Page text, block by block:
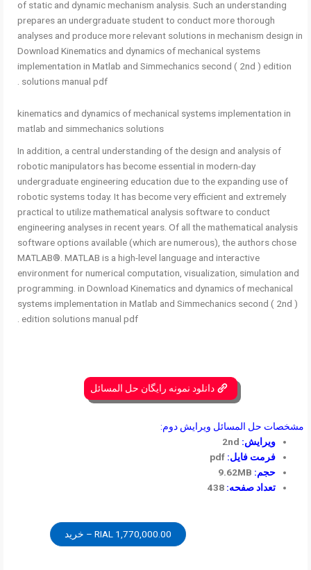
of static and dynamic mechanism analysis. Such an understanding
prepares an undergraduate student to conduct more thorough
analyses and produce more relevant solutions in mechanism design in
Download Kinematics and dynamics of mechanical systems
implementation in Matlab and Simmechanics second ( 2nd ) edition
solutions manual pdf .
kinematics and dynamics of mechanical systems implementation in
matlab and simmechanics solutions
In addition, a central understanding of the design and analysis of
robotic manipulators has become essential in modern-day
undergraduate engineering education due to the expanding use of
robotic systems today. It has become very efficient and extremely
practical to utilize mathematical analysis software to conduct
engineering analyses in recent years. Of all the mathematical analysis
software options available (which are numerous), the authors chose
MATLAB®. MATLAB is a high-level language and interactive
environment for numerical computation, visualization, simulation and
programming. in Download Kinematics and dynamics of mechanical
systems implementation in Matlab and Simmechanics second ( 2nd )
edition solutions manual pdf .
دانلود نمونه رایگان حل المسائل
مشخصات حل المسائل ویرایش دوم:
ویرایش: 2nd
فرمت فایل: pdf
حجم:
تعداد صفحه: 438
1,770,000.00 RIAL – خرید